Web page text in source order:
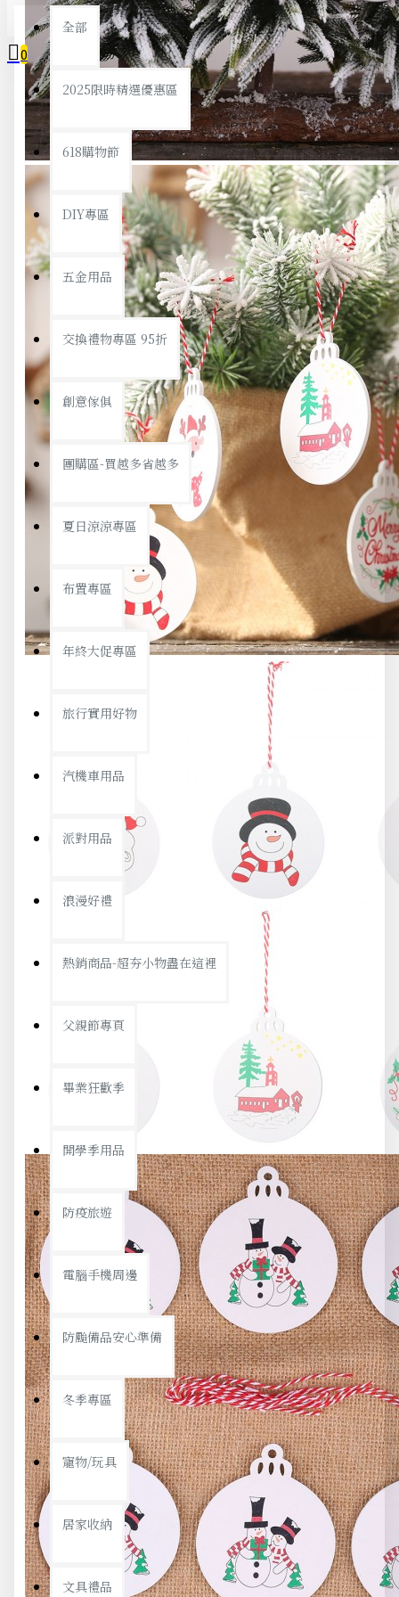
全部
2025限時精選優惠區
618購物節
DIY專區
五金用品
交換禮物專區 95折
創意傢俱
團購區-買越多省越多
夏日涼涼專區
布置專區
年終大促專區
旅行實用好物
汽機車用品
派對用品
浪漫好禮
熱銷商品-超夯小物盡在這裡
父親節專頁
畢業狂歡季
開學季用品
防疫旅遊
電腦手機周邊
防颱備品安心準備
冬季專區
寵物/玩具
居家收納
文具禮品
0
您的購物車內沒有商品！